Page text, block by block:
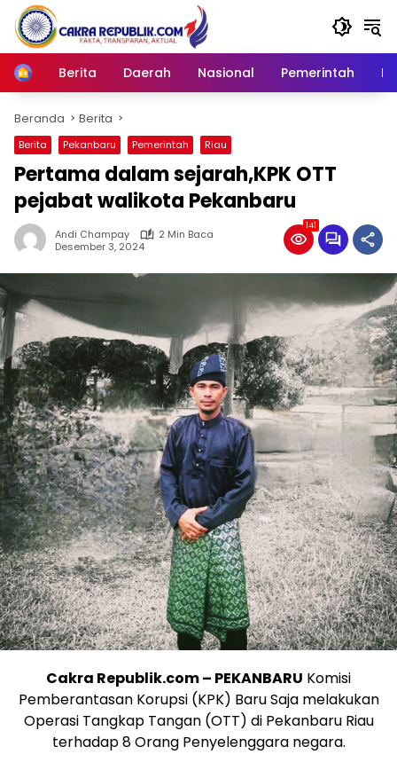
Langsung
konten
Home
Berita Daerah Nasional Pemerintah
Beranda Berita
Berita Pekanbaru Pemerintah Riau
Pertama dalam sejarah,KPK OTT
pejabat walikota Pekanbaru
Andi Champay
2 Min Baca
Desember 3, 2024
141
Cakra Republik.com – PEKANBARU Komisi
Pemberantasan Korupsi (KPK) Baru Saja melakukan
Operasi Tangkap Tangan (OTT) di Pekanbaru Riau
terhadap 8 Orang Penyelenggara negara.